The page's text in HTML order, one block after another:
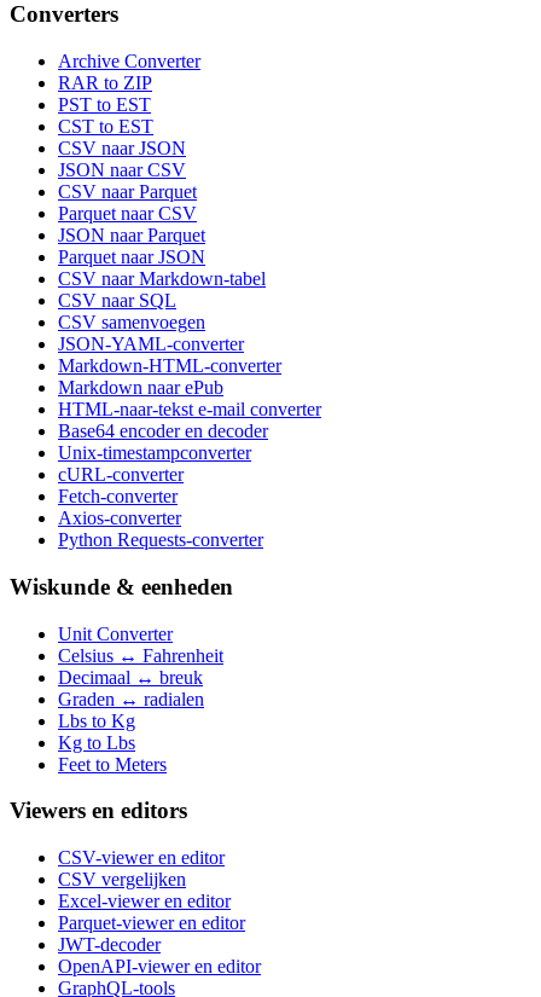
Converters
Archive Converter
RAR to ZIP
PST to EST
CST to EST
CSV naar JSON
JSON naar CSV
CSV naar Parquet
Parquet naar CSV
JSON naar Parquet
Parquet naar JSON
CSV naar Markdown-tabel
CSV naar SQL
CSV samenvoegen
JSON-YAML-converter
Markdown-HTML-converter
Markdown naar ePub
HTML-naar-tekst e-mail converter
Base64 encoder en decoder
Unix-timestampconverter
cURL-converter
Fetch-converter
Axios-converter
Python Requests-converter
Wiskunde & eenheden
Unit Converter
Celsius ↔ Fahrenheit
Decimaal ↔ breuk
Graden ↔ radialen
Lbs to Kg
Kg to Lbs
Feet to Meters
Viewers en editors
CSV-viewer en editor
CSV vergelijken
Excel-viewer en editor
Parquet-viewer en editor
JWT-decoder
OpenAPI-viewer en editor
GraphQL-tools